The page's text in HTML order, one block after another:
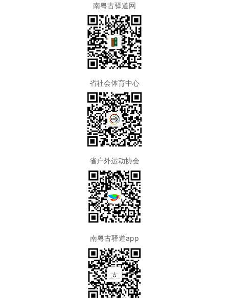
南粤古驿道网
省社会体育中心
省户外运动协会
南粤古驿道app